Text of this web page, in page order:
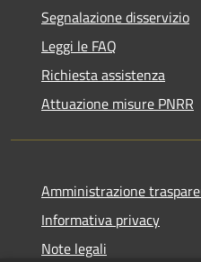
Segnalazione disservizio
Leggi le FAQ
Richiesta assistenza
Attuazione misure PNRR
Amministrazione
Informativa privacy
Note legali